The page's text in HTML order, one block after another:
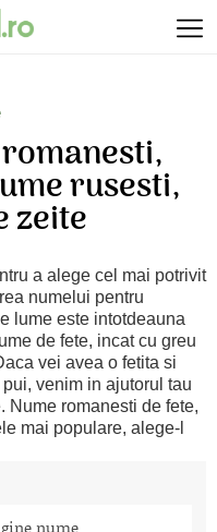
rusesti,
zeite
a alege cel mai potrivit
numelui pentru
lume este intotdeauna
de fete, incat cu greu
vei avea o fetita si
venim in ajutorul tau
Nume romanesti de fete,
mai populare, alege-l
nume